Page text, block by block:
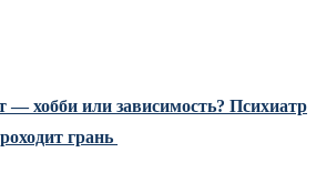
— хобби или зависимость? Психиатр
грань